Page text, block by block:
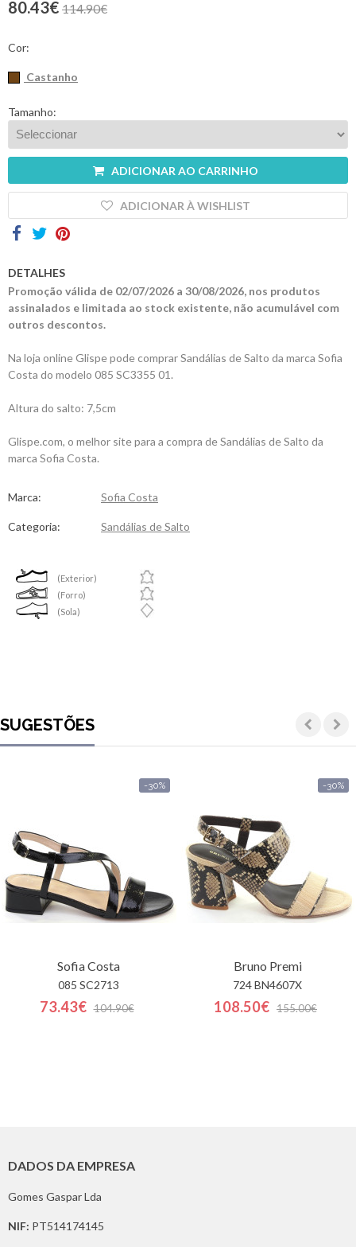
80.43€ 114.90€
Cor:
Castanho
Tamanho:
ADICIONAR AO CARRINHO
ADICIONAR À WISHLIST
DETALHES
Promoção válida de 02/07/2026 a 30/08/2026, nos produtos
assinalados e limitada ao stock existente, não acumulável com
outros descontos.
Na loja online Glispe pode comprar Sandálias de Salto da marca Sofia
Costa do modelo 085 SC3355 01.
Altura do salto: 7,5cm
Glispe.com, o melhor site para a compra de Sandálias de Salto da
marca Sofia Costa.
Marca: Sofia Costa
Categoria: Sandálias de Salto
(Exterior)
(Forro)
(Sola)
SUGESTÕES
-30%
Sofia Costa
085 SC2713
73.43€ 104.90€
-30%
Bruno Premi
724 BN4607X
108.50€ 155.00€
DADOS DA EMPRESA
Gomes Gaspar Lda
NIF: PT514174145